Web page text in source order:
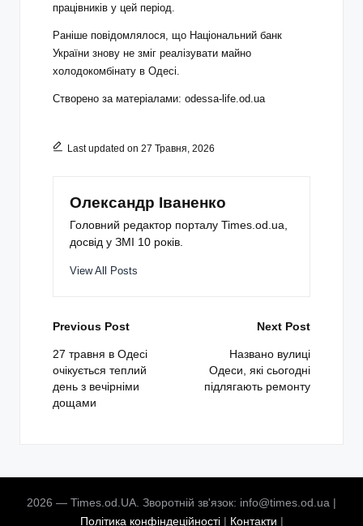
працівників у цей період.
Раніше повідомлялося, що Національний банк
України знову не зміг реалізувати майно
холодокомбінату в Одесі.
Створено за матеріалами: odessa-life.od.ua
Last updated on 27 Травня, 2026
Олександр Іваненко
Головний редактор порталу Times.od.ua,
досвід у ЗМІ 10 років.
View All Posts
Post
navigation
Previous Post
27 травня в Одесі
очікується теплий
день з вечірніми
дощами
Next Post
Названо вулиці
Одеси, які сьогодні
підлягають ремонту
2026 — Times.od.UA. Зворотній зв'язок: info@times.od.ua |
Політика конфіндеційності| Контакти